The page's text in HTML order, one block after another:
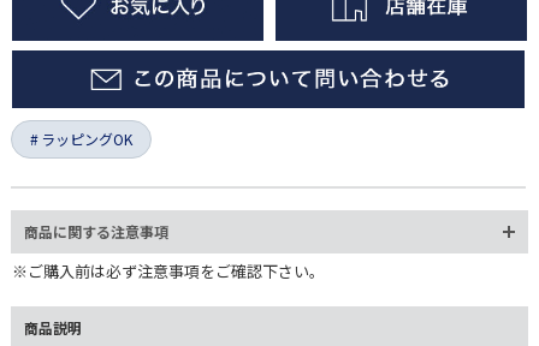
ラッピングOK
商品に関する注意事項
※ご購入前は必ず注意事項をご確認下さい。
商品説明